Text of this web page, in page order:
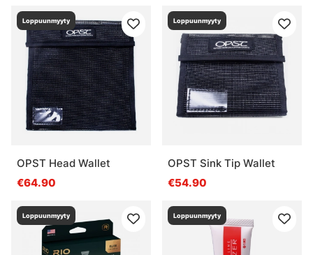
Loppuunmyyty
OPST Head Wallet
€64.90
Loppuunmyyty
OPST Sink Tip Wallet
€54.90
Loppuunmyyty Loppuunmyyty